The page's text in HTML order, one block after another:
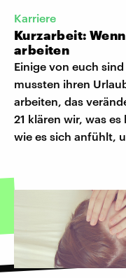
Karriere
Kurzarbeit:
arbeiten
Einige von euch
mussten ihren
arbeiten, das
21 klären wir, was
wie es sich anfühlt,